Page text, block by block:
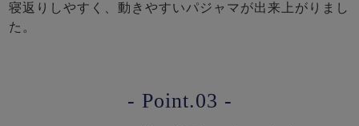
寝返りしやすく、動きやすいパジャマが出来上がりまし
た。
- Point.03 -